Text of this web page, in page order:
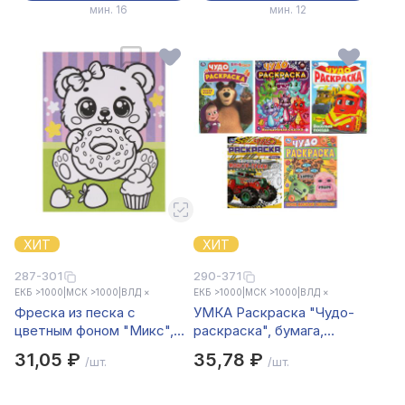
мин. 16 мин. 12
ХИТ
287-301
ЕКБ >1000 МСК >1000 ВЛД ×
Фреска из песка с
цветным фоном "Микс",
21х27см
31,05 ₽ /шт.
ХИТ
290-371
ЕКБ >1000 МСК >1000 ВЛД ×
УМКА Раскраска "Чудо-
раскраска", бумага,
дизайнов
35,78 ₽ /шт.